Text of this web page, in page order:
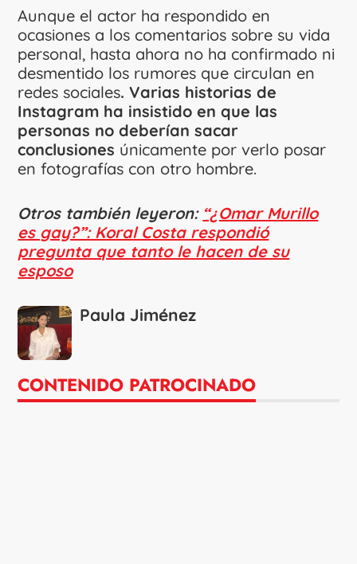
Aunque el actor ha respondido en
ocasiones a los comentarios sobre su vida
personal, hasta ahora no ha confirmado ni
desmentido los rumores que circulan en
redes sociales. Varias historias de
Instagram ha insistido en que las
personas no deberían sacar
conclusiones únicamente por verlo posar
en fotografías con otro hombre.
Otros también leyeron: “¿Omar Murillo
es gay?”: Koral Costa respondió
pregunta que tanto le hacen de su
esposo
Paula Jiménez
CONTENIDO PATROCINADO